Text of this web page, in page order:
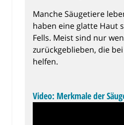
Manche Säugetiere
haben eine glatte Haut
Fells. Meist sind nur
zurückgeblieben, die
helfen.
Video: Merkmale der